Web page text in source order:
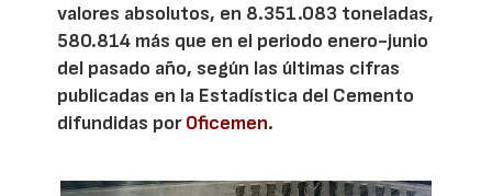
valores absolutos, en 8.351.083 toneladas,
580.814 más que en el periodo enero-junio
del pasado año, según las últimas cifras
publicadas en la Estadística del Cemento
difundidas porOficemen.